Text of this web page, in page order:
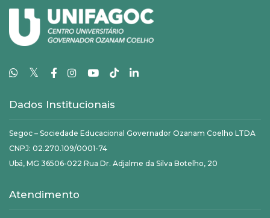
𝕏
Dados Institucionais
Segoc – Sociedade Educacional Governador Ozanam Coelho LTDA
CNPJ: 02.270.109/0001-74
Ubá, MG 36506-022 Rua Dr. Adjalme da Silva Botelho, 20
Atendimento